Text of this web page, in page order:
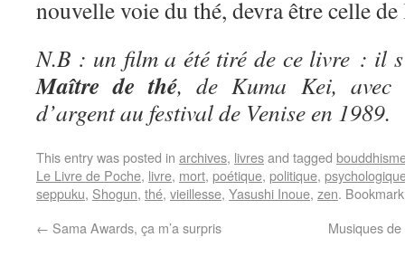
nouvelle voie du thé, devra être celle
N.B : un film a été tiré de ce livre : il
Maître de thé, de Kuma Kei, avec
d’argent au festival de Venise en 1989.
This entry was posted in archives, livresand tagged
Le Livre de Poche, livre, mort, poétique, politique,
seppuku, Shogun, thé, vieillesse, Yasushi Inoue, zen.
← Sama Awards, ça m’a surpris Musiques